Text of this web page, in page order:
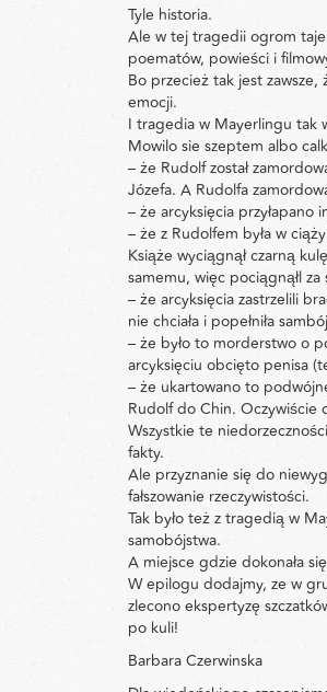
Tyle historia.
Ale w tej tragedii ogrom
poematów, powieści i
Bo przecież tak jest
emocji.
I tragedia w Mayerlingu tak
Mowilo sie szeptem albo
– że Rudolf został
Józefa. A Rudolfa
– że arcyksięcia przyłapano
– że z Rudolfem była w
Książe wyciągnął czarną
samemu, więc pociągnąłl
– że arcyksięcia zastrzelili
nie chciała i popełniła
– że było to morderstwo o
arcyksięciu obcięto penisa
– że ukartowano to
Rudolf do Chin.
Wszystkie te
fakty.
Ale przyznanie się do
fałszowanie rzeczywistości.
Tak było też z tragedią w
samobójstwa.
A miejsce gdzie dokonała
W epilogu dodajmy, ze w
zlecono ekspertyzę
po kuli!
Barbara Czerwinska